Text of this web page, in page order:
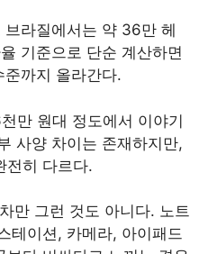
라질에서는 약 36만 헤
기준으로 단순 계산하면
까지 올라간다.
만 원대 정도에서 이야기
사양 차이는 존재하지만,
전히 다르다.
만 그런 것도 아니다. 노트
테이션, 카메라, 아이패드